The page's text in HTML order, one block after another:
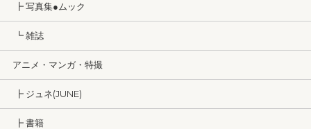
┣ 写真集●ムック
┗ 雑誌
アニメ・マンガ・特撮
┣ ジュネ(JUNE)
┣ 書籍